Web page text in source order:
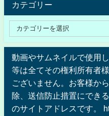
カテゴリー
動画やサムネイルで使用
等は全てその権利所有者
ございません。お客様か
除、送信防止措置にでき
のサイトアドレスです。